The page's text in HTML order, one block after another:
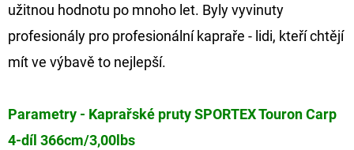
užitnou hodnotu po mnoho let. Byly vyvinuty
profesionály pro profesionální kapraře - lidi, kteří chtějí
mít ve výbavě to nejlepší.
Parametry - Kaprařské pruty SPORTEX Touron Carp
4-díl 366cm/3,00lbs